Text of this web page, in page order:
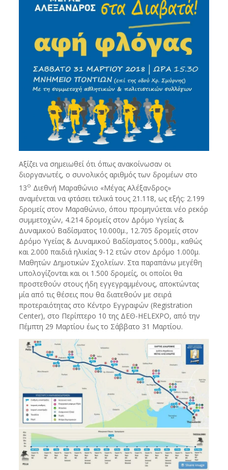
Αξίζει να σημειωθεί ότι όπως ανακοίνωσαν οι
διοργανωτές, ο συνολικός αριθμός των δρομέων στο
13ο Διεθνή Μαραθώνιο «Μέγας Αλέξανδρος»
αναμένεται να φτάσει τελικά τους 21.118, ως εξής: 2.199
δρομείς στον Μαραθώνιο, όπου προμηνύεται νέο ρεκόρ
συμμετοχών, 4.214 δρομείς στον Δρόμο Υγείας &
Δυναμικού Βαδίσματος 10.000μ., 12.705 δρομείς στον
Δρόμο Υγείας & Δυναμικού Βαδίσματος 5.000μ., καθώς
και 2.000 παιδιά ηλικίας 9-12 ετών στον Δρόμο 1.000μ.
Μαθητών Δημοτικών Σχολείων. Στα παραπάνω μεγέθη
υπολογίζονται και οι 1.500 δρομείς, οι οποίοι θα
προστεθούν στους ήδη εγγεγραμμένους, αποκτώντας
μία από τις θέσεις που θα διατεθούν με σειρά
προτεραιότητας στο Κέντρο Εγγραφών (Registration
Center), στο Περίπτερο 10 της ΔΕΘ-HELEXPO, από την
Πέμπτη 29 Μαρτίου έως το Σάββατο 31 Μαρτίου.